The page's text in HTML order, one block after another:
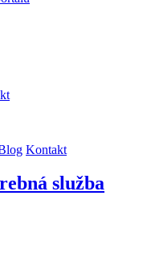
Kontakt
služba